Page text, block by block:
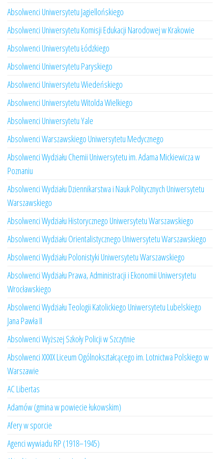
Absolwenci Uniwersytetu Jagiellońskiego
Absolwenci Uniwersytetu Komisji Edukacji Narodowej w Krakowie
Absolwenci Uniwersytetu Łódzkiego
Absolwenci Uniwersytetu Paryskiego
Absolwenci Uniwersytetu Wiedeńskiego
Absolwenci Uniwersytetu Witolda Wielkiego
Absolwenci Uniwersytetu Yale
Absolwenci Warszawskiego Uniwersytetu Medycznego
Absolwenci Wydziału Chemii Uniwersytetu im. Adama Mickiewicza w
Poznaniu
Absolwenci Wydziału Dziennikarstwa i Nauk Politycznych Uniwersytetu
Warszawskiego
Absolwenci Wydziału Historycznego Uniwersytetu Warszawskiego
Absolwenci Wydziału Orientalistycznego Uniwersytetu Warszawskiego
Absolwenci Wydziału Polonistyki Uniwersytetu Warszawskiego
Absolwenci Wydziału Prawa, Administracji i Ekonomii Uniwersytetu
Wrocławskiego
Absolwenci Wydziału Teologii Katolickiego Uniwersytetu Lubelskiego
Jana Pawła II
Absolwenci Wyższej Szkoły Policji w Szczytnie
Absolwenci XXXIX Liceum Ogólnokształcącego im. Lotnictwa Polskiego w
Warszawie
AC Libertas
Adamów (gmina w powiecie łukowskim)
Afery w sporcie
Agenci wywiadu RP (1918–1945)